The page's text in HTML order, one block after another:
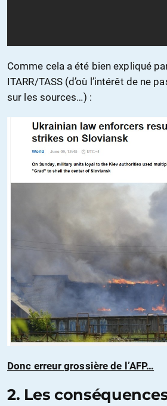
Comme cela a été bien expliqué
ITARR/TASS (d’où l’intérêt de ne
sur les sources…) :
Donc erreur grossière de l’AFP…
2. Les